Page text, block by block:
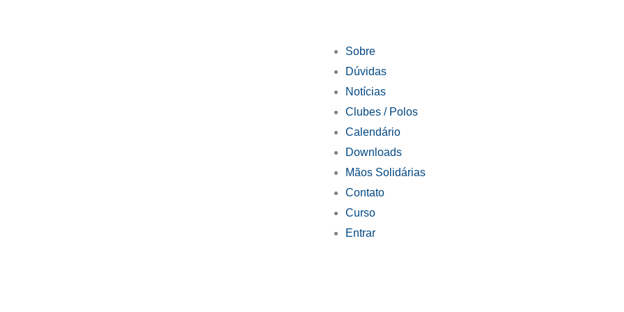
Sobre
Dúvidas
Notícias
Clubes / Polos
Calendário
Downloads
Mãos Solidárias
Contato
Curso
Entrar